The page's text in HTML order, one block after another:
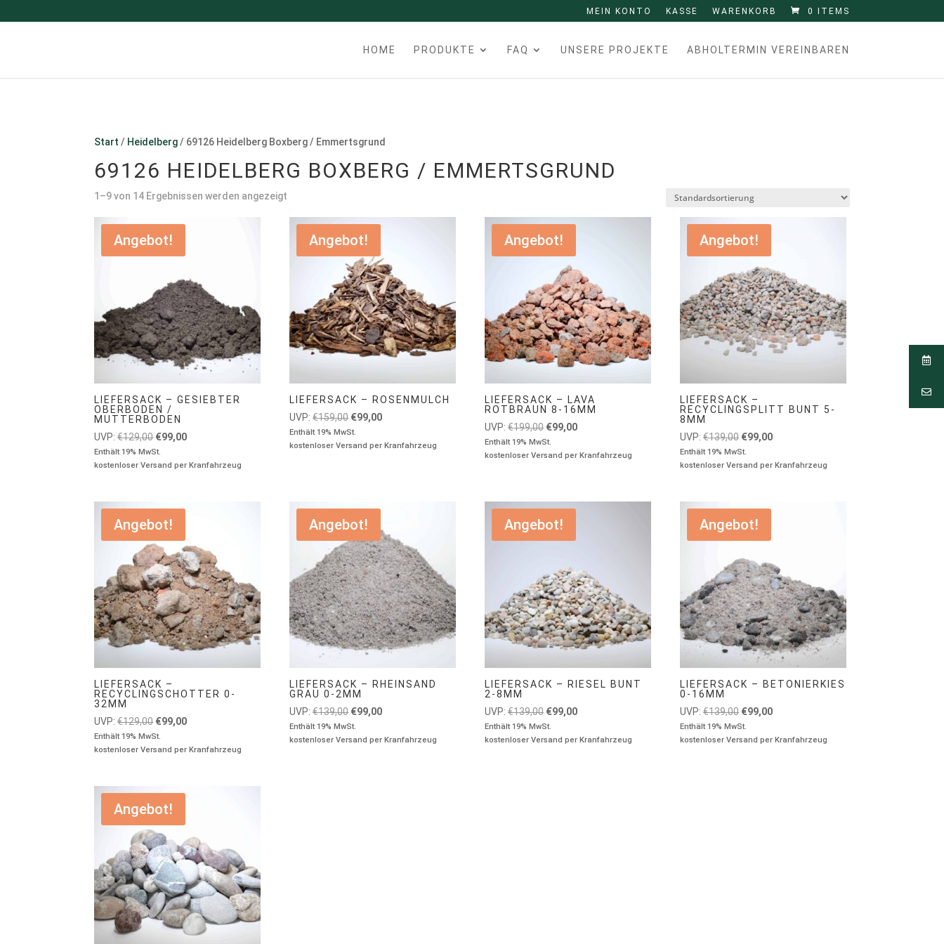
MEIN KONTO KASSE WARENKORB 0 ITEMS
HOME PRODUKTE FAQ UNSERE PROJEKTE ABHOLTERMIN VEREINBAREN
Start / Heidelberg/ 69126 Heidelberg Boxberg / Emmertsgrund
69126 HEIDELBERG BOXBERG / EMMERTSGRUND
1–9 von 14 Ergebnissen werden angezeigt
Angebot!
LIEFERSACK – GESIEBTER
OBERBODEN /
MUTTERBODEN
UVP: €129,00 Ursprünglicher
Preis
war:
€99,00Aktueller
ist:
Enthält 19% MwSt.
kostenloser Versand per Kranfahrzeug
Angebot!
LIEFERSACK – ROSENMULCH
UVP: €159,00 Ursprünglicher
Preis
war:
€99,00Aktueller
ist:
Enthält 19% MwSt.
kostenloser Versand per Kranfahrzeug
Angebot!
LIEFERSACK – LAVA
ROTBRAUN 8-16MM
UVP: €199,00 Ursprünglicher
Preis
war:
€99,00Aktueller
ist:
Enthält 19% MwSt.
kostenloser Versand per Kranfahrzeug
Angebot!
LIEFERSACK –
RECYCLINGSPLITT BUNT 5-
8MM
UVP: €139,00 Ursprünglicher
Preis
war:
€99,00Aktueller
ist:
Enthält 19% MwSt.
kostenloser Versand per Kranfahrzeug
Angebot!
LIEFERSACK –
RECYCLINGSCHOTTER 0-
32MM
UVP: €129,00 Ursprünglicher
Preis
war:
€99,00Aktueller
ist:
Enthält 19% MwSt.
kostenloser Versand per Kranfahrzeug
Angebot!
LIEFERSACK – RHEINSAND
GRAU 0-2MM
UVP: €139,00 Ursprünglicher
Preis
war:
€99,00Aktueller
ist:
Enthält 19% MwSt.
kostenloser Versand per Kranfahrzeug
Angebot!
LIEFERSACK – RIESEL BUNT
2-8MM
UVP: €139,00 Ursprünglicher
Preis
war:
€99,00Aktueller
ist:
Enthält 19% MwSt.
kostenloser Versand per Kranfahrzeug
Angebot!
LIEFERSACK – BETONIERKIES
0-16MM
UVP: €139,00 Ursprünglicher
Preis
war:
€99,00Aktueller
ist:
Enthält 19% MwSt.
kostenloser Versand per Kranfahrzeug
Angebot!